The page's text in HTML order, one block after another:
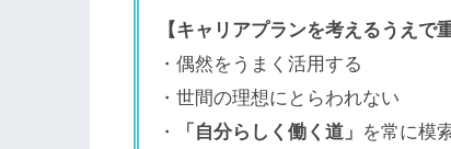
【キャリアプランを考えるうえで
・偶然をうまく活用する
・世間の理想にとらわれない
・
「自分らしく働く道」 を常に模